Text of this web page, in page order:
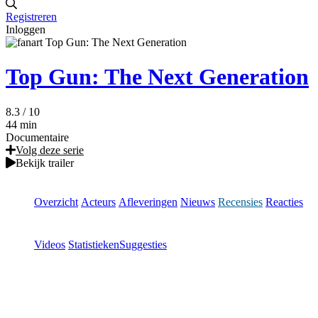
Registreren
Inloggen
Top Gun: The Next Generation
8.3 / 10
44 min
Documentaire
Volg deze serie
Bekijk trailer
Overzicht Acteurs Afleveringen Nieuws Recensies Reacties
Videos StatistiekenSuggesties